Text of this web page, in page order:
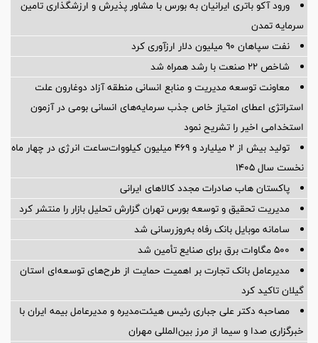
ورود آکو باتری ایرانیان به بورس با مشاور پذیرش و ارزشگذاری تامین
سرمایه تمدن
نفت سپاهان ۹۰ میلیون دلار ارزآوری کرد
شاخص ۲۲ صنعت با رشد همراه شد
معاونت توسعه مدیریت و منابع انسانی منطقه آزاد دوغارون علت
استراتژی اعطای امتیاز خاص جذب سرمایه‌های انسانی بومی در آزمون
استخدامی اخیر را تشریح نمود
تولید بیش از ۲ میلیارد و ۴۶۹ میلیون کیلووات‌ساعت انرژی در چهار ماه
نخست سال ۱۴۰۵
پاکستان هاب صادرات مجدد کالاهای ایرانی
مدیریت تحقیق و توسعه‌ بورس تهران گزارش تحلیل بازار را منتشر کرد
سامانه موبایل بانک رفاه به‌روزرسانی شد
۵۰۰ مگاوات برق برای صنایع تأمین شد
مدیرعامل بانک تجارت بر اهمیت حمایت از طرح‌های توسعه‌ای استان
گیلان تاکید کرد
مصاحبه دکتر علی جباری رئیس هیئت‌مدیره و مدیرعامل بیمه ایران با
خبرگزاری صدا و سیما از مرز بین‌المللی مهران